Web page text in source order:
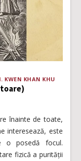
KWEN KHAN KHU
înainte de toate,
interesează, este
o posedă focul.
fizică a purității